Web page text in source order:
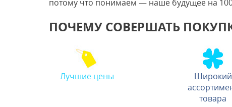
потому что понимаем — наше будущее на
ПОЧЕМУ СОВЕРШАТЬ
Лучшие цены
Широкий
товара